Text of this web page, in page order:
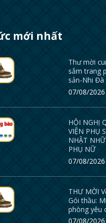
mới nhất
Thư mời
sắm trang
sản-Nhi Đà
07/08/2026
HỘI NGHỊ
VIỆN PHỤ
NHẬT
PHỤ NỮ
07/08/2026
THƯ MỜI
Gói thầu:
phòng yêu
07/08/2026